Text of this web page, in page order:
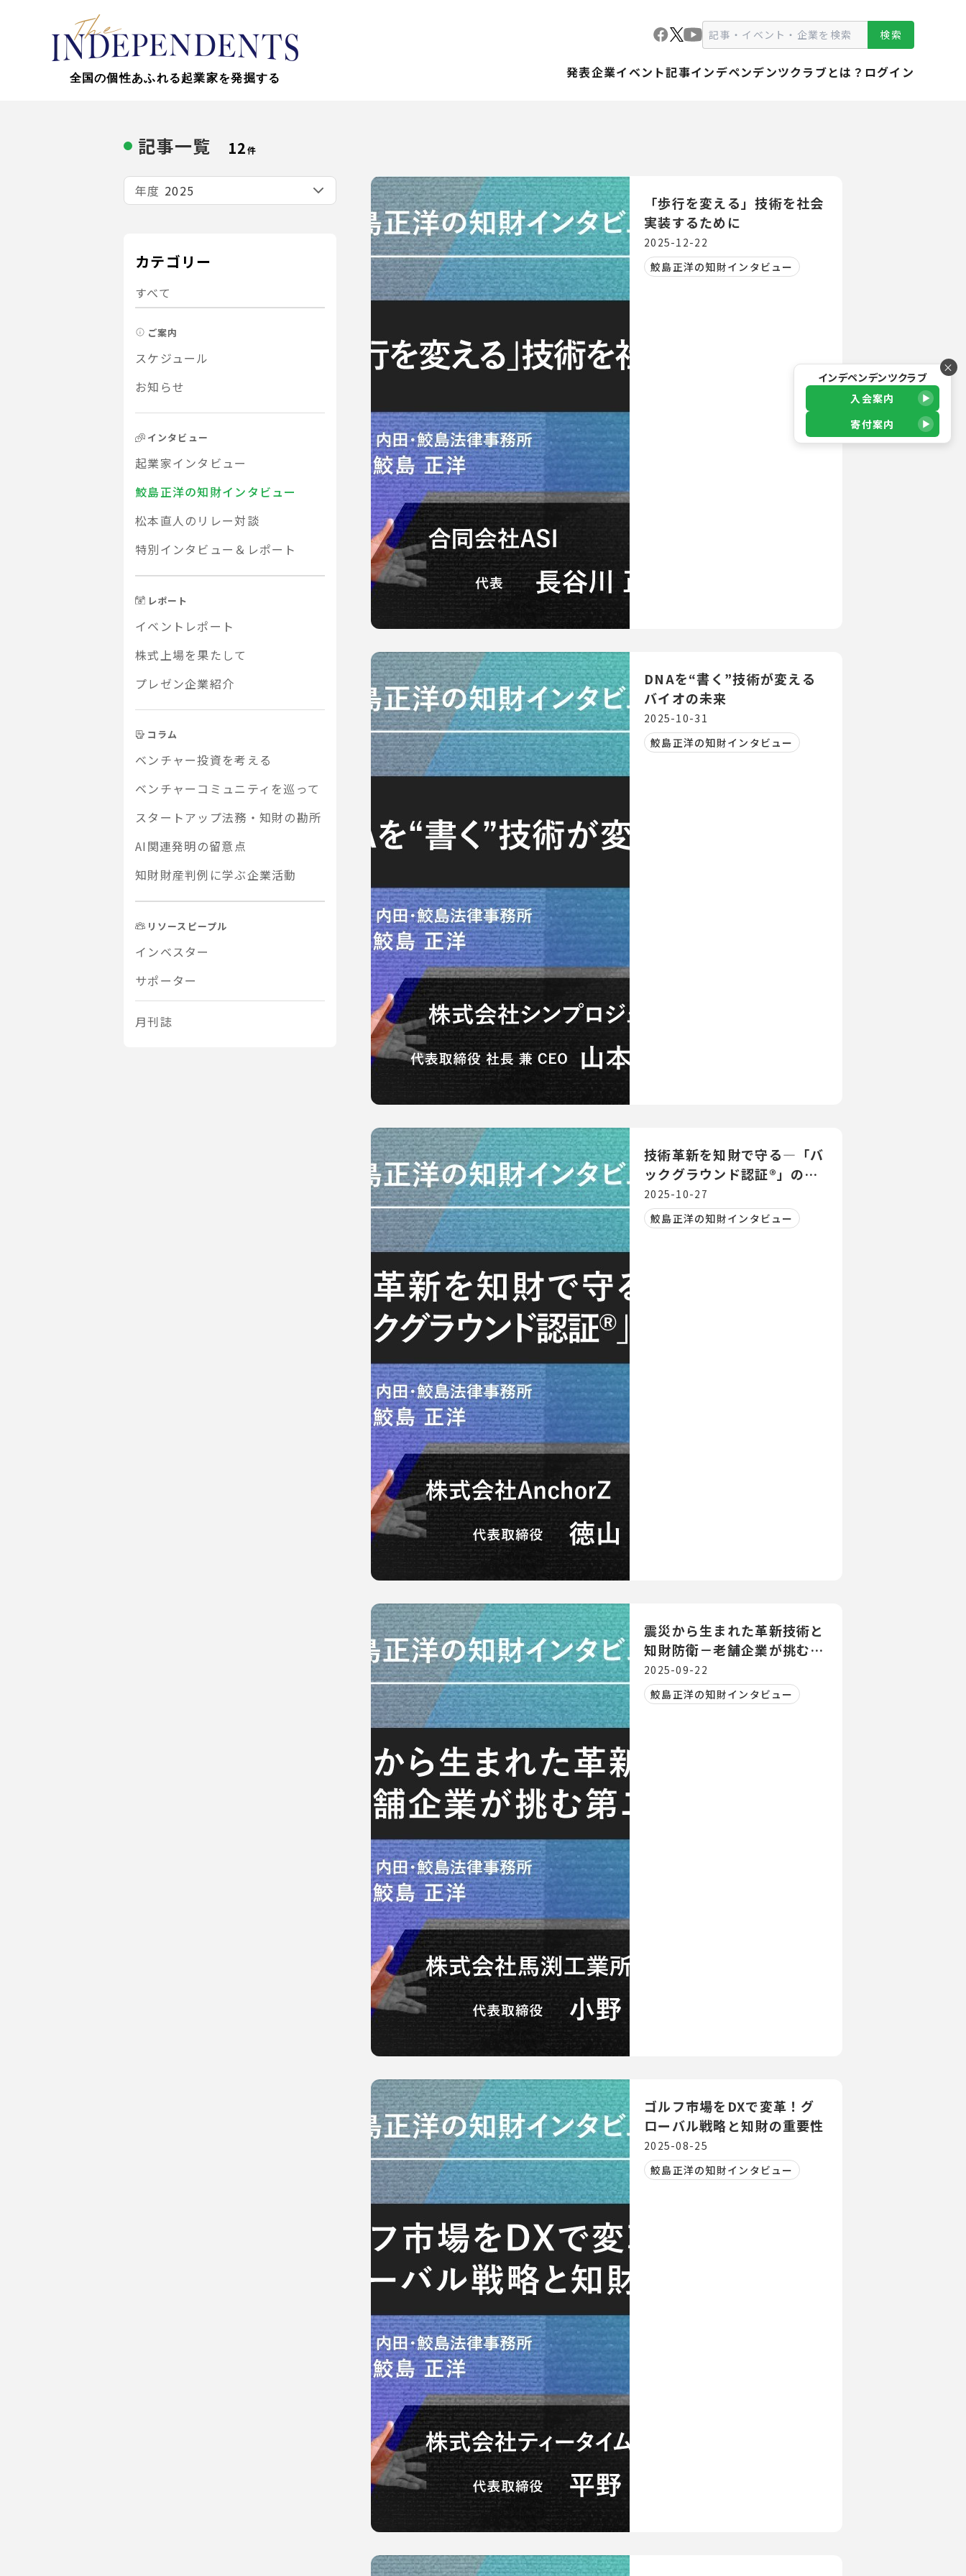
全国の個性あふれる起業家を発掘する
検索
発表企業イベント記事インデペンデンツクラブとは？ ログイン
記事一覧 12件
年度
カテゴリー
すべて
ご案内
スケジュール
お知らせ
インタビュー
起業家インタビュー
鮫島正洋の知財インタビュー
松本直人のリレー対談
特別インタビュー＆レポート
レポート
イベントレポート
株式上場を果たして
プレゼン企業紹介
コラム
ベンチャー投資を考える
ベンチャーコミュニティを巡って
スタートアップ法務・知財の勘所
AI関連発明の留意点
知財財産判例に学ぶ企業活動
リソースピープル
インベスター
サポーター
月刊誌
「歩行を変える」技術を社会
実装するために
2025-12-22
鮫島正洋の知財インタビュー
DNAを“書く”技術が変える
バイオの未来
2025-10-31
鮫島正洋の知財インタビュー
技術革新を知財で守る―「バ
ックグラウンド認証®」の社
会実装に向けて
2025-10-27
鮫島正洋の知財インタビュー
震災から生まれた革新技術と
知財防衛－老舗企業が挑む第
二創業
2025-09-22
鮫島正洋の知財インタビュー
ゴルフ市場をDXで変革！グ
ローバル戦略と知財の重要性
2025-08-25
鮫島正洋の知財インタビュー
×
インデペンデンツクラブ
入会案内
寄付案内